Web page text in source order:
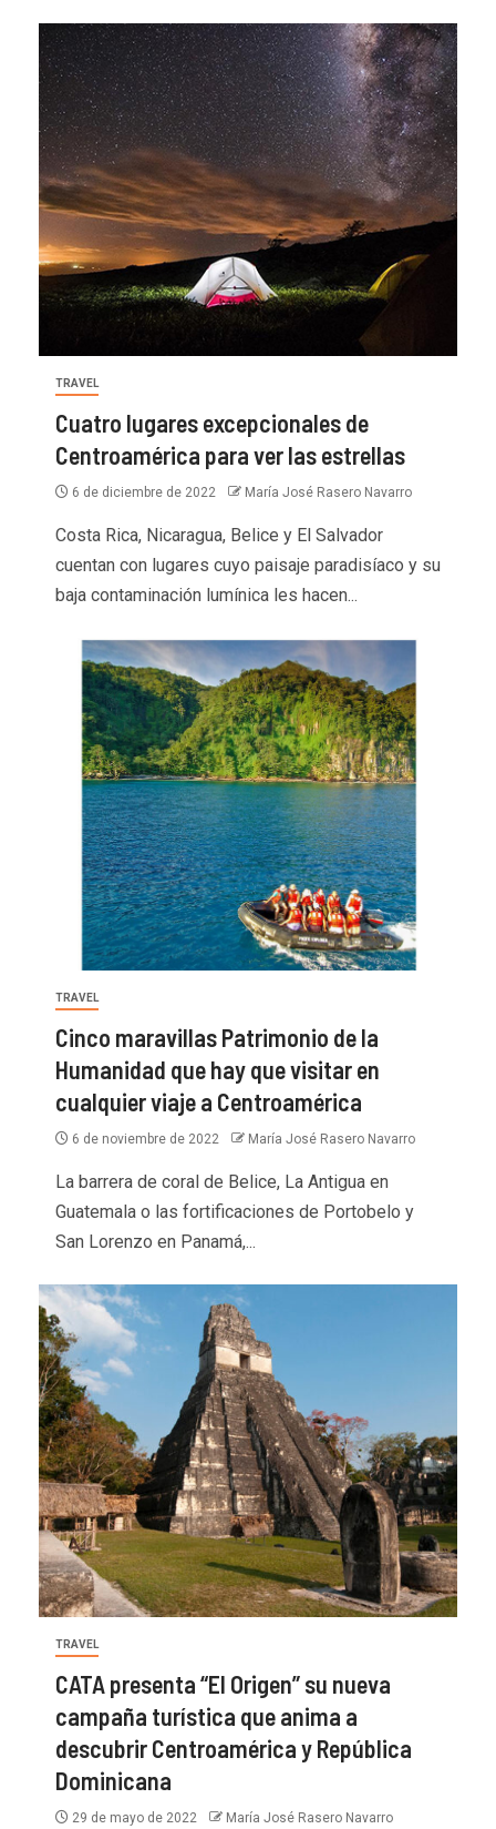
TRAVEL
Cuatro lugares excepcionales de
Centroamérica para ver las estrellas
6 de diciembre de 2022 María José Rasero Navarro
Costa Rica, Nicaragua, Belice y El Salvador
cuentan con lugares cuyo paisaje paradisíaco y su
baja contaminación lumínica les hacen...
TRAVEL
Cinco maravillas Patrimonio de la
Humanidad que hay que visitar en
cualquier viaje a Centroamérica
6 de noviembre de 2022 María José Rasero Navarro
La barrera de coral de Belice, La Antigua en
Guatemala o las fortificaciones de Portobelo y
San Lorenzo en Panamá,...
TRAVEL
CATA presenta “El Origen” su nueva
campaña turística que anima a
descubrir Centroamérica y República
Dominicana
29 de mayo de 2022 María José Rasero Navarro